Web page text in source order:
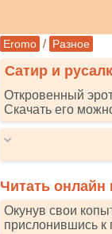
Eromo / Разное
Сатир и
Откровенный
Скачать его
Читать онлайн
Окунув свои
прислонившись к